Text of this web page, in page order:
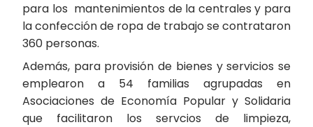
para los mantenimientos de la centrales y para
la confección de ropa de trabajo se contrataron
360 personas.
Además, para provisión de bienes y servicios se
emplearon a 54 familias agrupadas en
Asociaciones de Economía Popular y Solidaria
que facilitaron los servcios de limpieza,